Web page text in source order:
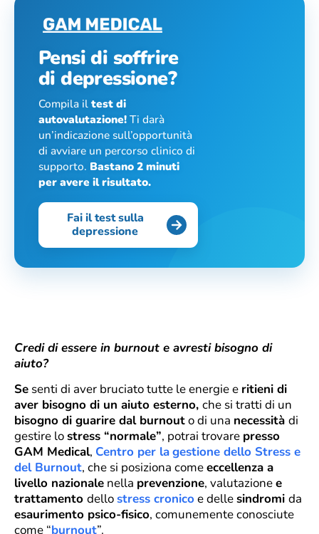
Pensi di soffrire
di depressione?
Compila iltest di
autovalutazione!Ti darà
un’indicazione sull’opportunità
di avviare un percorso clinico di
supporto. Bastano 2 minuti
per avere il risultato.
Fai il test sulla
depressione
Credi di essere in burnout e avresti bisogno di
aiuto?
Se senti di aver bruciato tutte le energie e ritieni di
aver bisogno di un aiuto esterno, che si tratti di un
bisogno di guarire dal burnouto di una necessità di
gestire lostress “normale”, potrai trovare presso
GAM Medical, Centro per lagestione dello Stress e
del Burnout, che si posiziona comeeccellenza a
livello nazionale nella prevenzione, valutazionee
trattamento dellostress cronico e dellesindromi da
esaurimento psico-fisico, comunemente conosciute
come “burnout”.